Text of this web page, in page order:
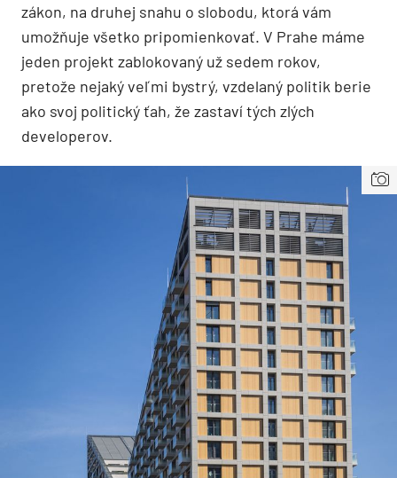
zákon, na druhej snahu o slobodu, ktorá vám
umožňuje všetko pripomienkovať. V Prahe máme
jeden projekt zablokovaný už sedem rokov,
pretože nejaký veľmi bystrý, vzdelaný politik berie
ako svoj politický ťah, že zastaví tých zlých
developerov.